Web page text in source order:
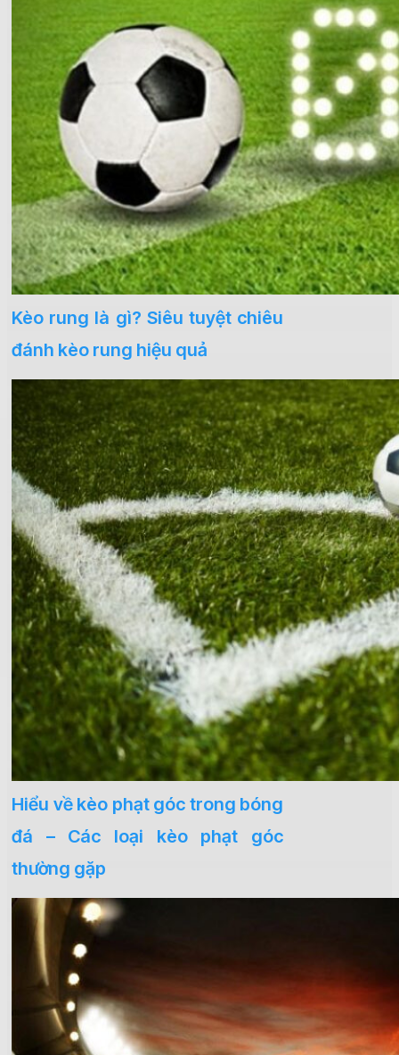
Kèo rung là gì? Siêu tuyệt chiêu
đánh kèo rung hiệu quả
Hiểu về kèo phạt góc trong bóng
đá – Các loại kèo phạt góc
thường gặp